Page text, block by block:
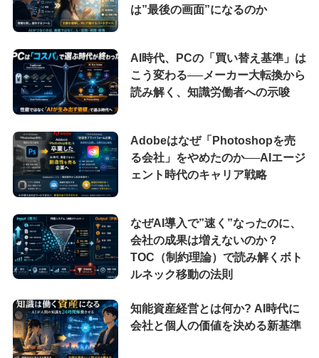
は”最後の画面”になるのか
AI時代、PCの「買い替え基準」は
こう変わる──メーカー大転換から
読み解く、知識労働者への示唆
Adobeはなぜ「Photoshopを売
る会社」をやめたのか──AIエージ
ェント時代のキャリア戦略
なぜAI導入で”速く”なったのに、
会社の成果は増えないのか？
TOC（制約理論）で読み解くボト
ルネック移動の法則
知能資産経営とは何か? AI時代に
会社と個人の価値を決める新基準